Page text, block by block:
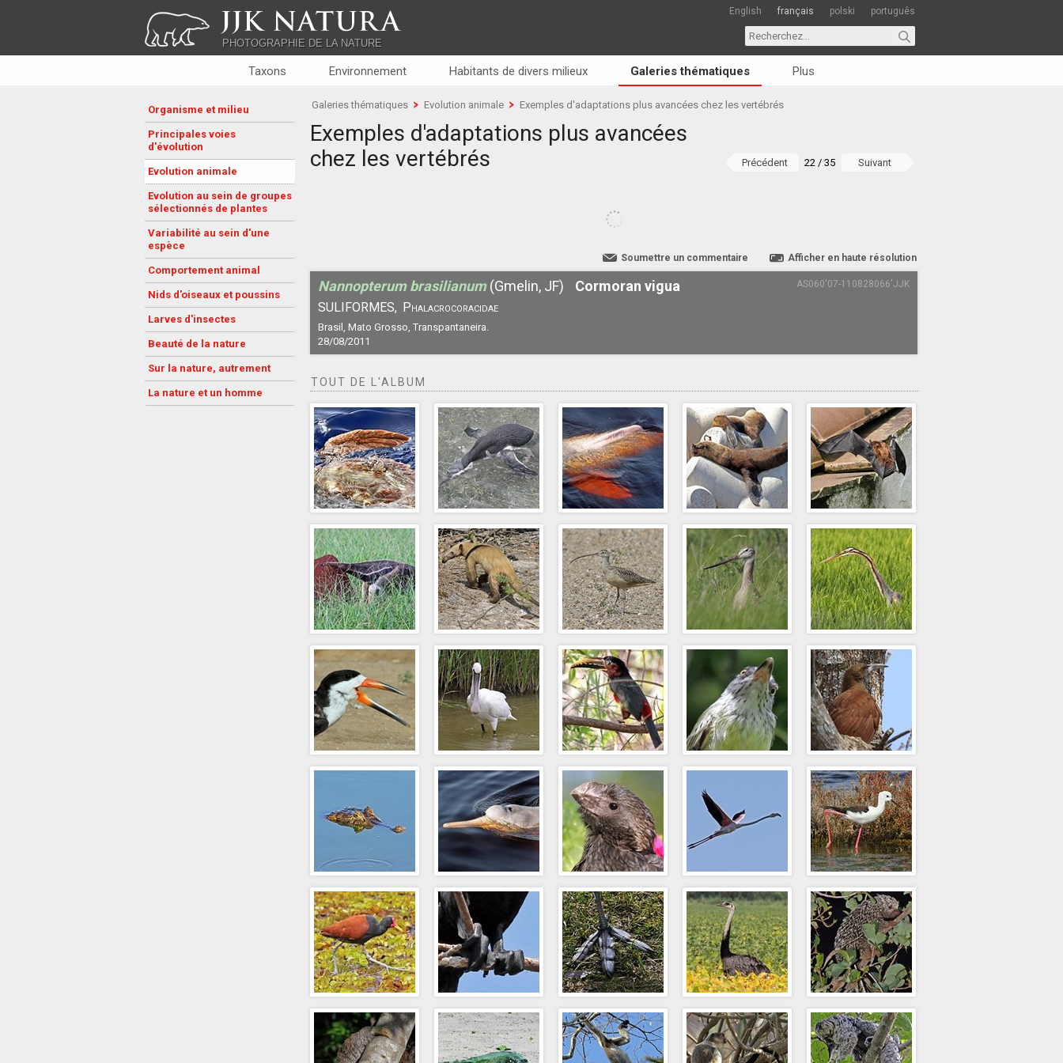
JJK NATURA
PHOTOGRAPHIE DE LA NATURE
English français polski português
Taxons Environnement Habitants de divers milieux Galeries thématiques Plus
Organisme et milieu
Principales voies
d'évolution
Evolution animale
Evolution au sein de groupes
sélectionnés de plantes
Variabilité au sein d'une
espèce
Comportement animal
Nids d'oiseaux et poussins
Larves d'insectes
Beauté de la nature
Sur la nature, autrement
La nature et un homme
Galeries thématiques Evolution animale Exemples d'adaptations plus avancées chez les vertébrés
Exemples d'adaptations plus avancées
chez les vertébrés
Précédent 22 / 35 Suivant
Afficher en haute résolution
Soumettre un commentaire
Nannopterum brasilianum (Gmelin, JF) Cormoran vigua
SULIFORMES, Phalacrocoracidae
Brasil, Mato Grosso, Transpantaneira.
28/08/2011
AS060'07-110828066'JJK
TOUT DE L'ALBUM